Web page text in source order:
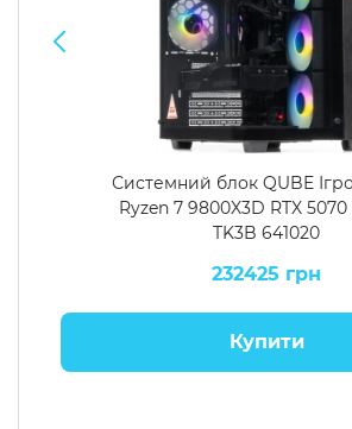
Системний блок QUBE
Ryzen 7 9800X3D RTX 5070
TK3B 641020
232425 грн
Купити